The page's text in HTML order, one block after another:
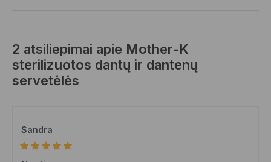
2 atsiliepimai apie Mother-K
sterilizuotos dantų ir dantenų
servetėlės
Sandra